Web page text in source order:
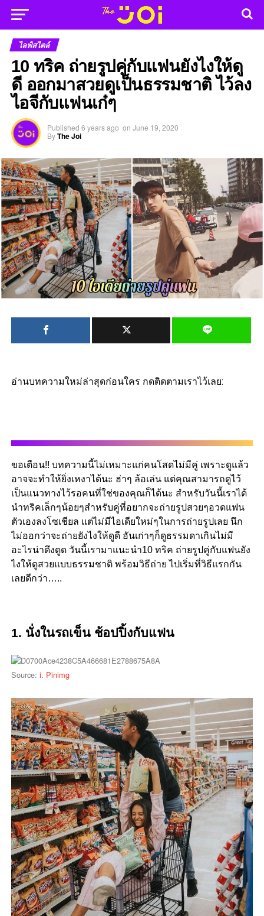
ไลฟ์สไตล์
10 ทริค ถ่ายรูปคู่กับแฟนยังไงให้ดู
ดี ออกมาสวยดูเป็นธรรมชาติ ไว้ลง
ไอจีกับแฟนเก๋ๆ
Published 6 years ago on June 19, 2020
ByThe Joi
อ่านบทความใหม่ล่าสุดก่อนใคร กดติดตามเราไว้เลย:
ขอเตือน!! บทความนี้ไม่เหมาะแก่คนโสดไม่มีคู่ เพราะดูแล้ว
อาจจะทำให้ยิ่งเหงาได้นะ ฮ่าๆ ล้อเล่น แต่คุณสามารถดูไว้
เป็นแนวทางไว้รอคนที่ใช่ของคุณก็ได้นะ สำหรับวันนี้เราได้
นำทริคเล็กๆน้อยๆสำหรับคู่ที่อยากจะถ่ายรูปสวยๆอวดแฟน
ตัวเองลงโซเชียล แต่ไม่มีไอเดียใหม่ๆในการถ่ายรูปเลย นึก
ไม่ออกว่าจะถ่ายยังไงให้ดูดี อันเก่าๆก็ดูธรรมดาเกินไม่มี
อะไรน่าดึงดูด วันนี้เรามาแนะนำ10 ทริค ถ่ายรูปคู่กับแฟนยัง
ไงให้ดูสวยแบบธรรมชาติ พร้อมวิธีถ่าย ไปเริ่มที่วิธีแรกกัน
เลยดีกว่า…..
1. นั่งในรถเข็น ช้อปปิ้งกับแฟน
Source: i. Pinimg